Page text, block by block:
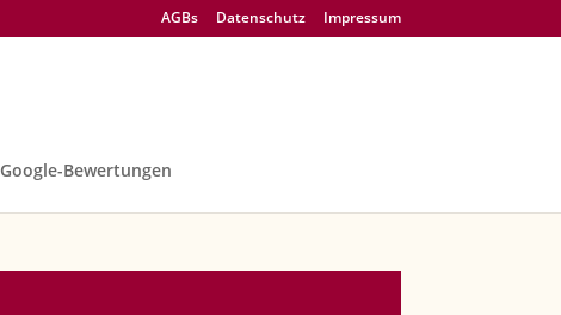
AGBs Datenschutz Impressum
Google-Bewertungen